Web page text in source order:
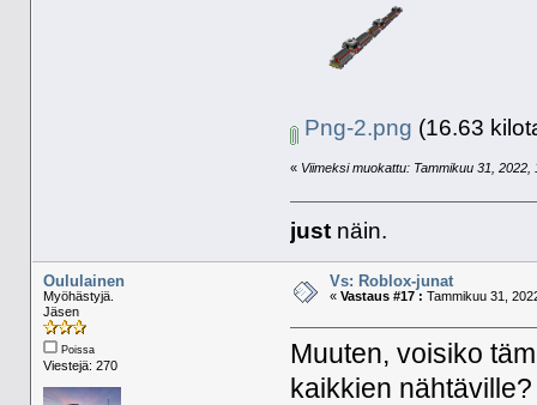
Png-2.png (16.63
« Viimeksi muokattu: Tammikuu 31,
just näin.
Oululainen
Myöhästyjä.
Jäsen
Poissa
Viestejä: 270
Vs: Roblox-junat
« Vastaus #17 : Tammikuu 31,
Muuten, voisiko
kaikkien nähtäville?